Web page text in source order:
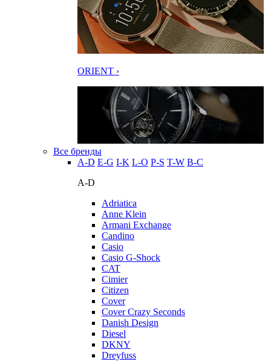
ORIENT ›
Все бренды
A-D E-G I-K L-O P-S T-W В-С
A-D
Adriatica
Anne Klein
Armani Exchange
Candino
Casio
Casio G-Shock
CAT
Cimier
Citizen
Cover
Cover Crazy Seconds
Danish Design
Diesel
DKNY
Dreyfuss